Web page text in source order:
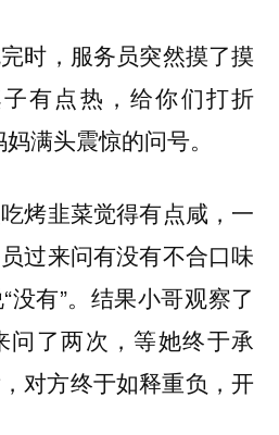
时，服务员突然摸了摸
有点热，给你们打折
满头震惊的问号。
烤韭菜觉得有点咸，一
过来问有没有不合口味
没有”。结果小哥观察了
问了两次，等她终于承
对方终于如释重负，开